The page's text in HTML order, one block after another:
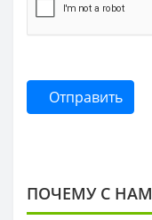
Отправить
ПОЧЕМУ С